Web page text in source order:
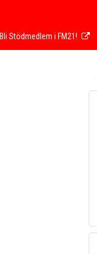
Bli Stödmedlem i FM21!